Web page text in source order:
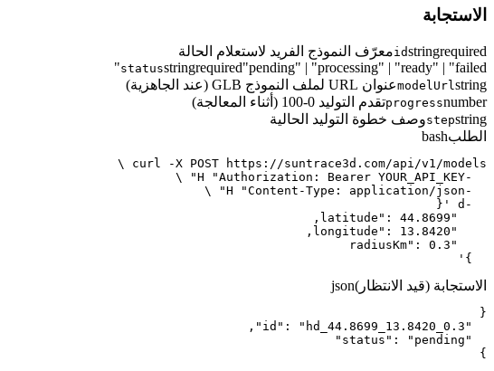
الاستجابة
idstringrequired معرّف النموذج الفريد لاستعلام الحالة
statusstringrequired"pending" | "processing" | "ready" | "failed"
modelUrl string عنوان URL لملف النموذج GLB (عند الجاهزية)
progressnumber تقدم التوليد 0-100 (أثناء المعالجة)
stepstring
وصف خطوة التوليد الحالية
الطلبbash
  }'
الاستجابة (قيد الانتظار)json
}